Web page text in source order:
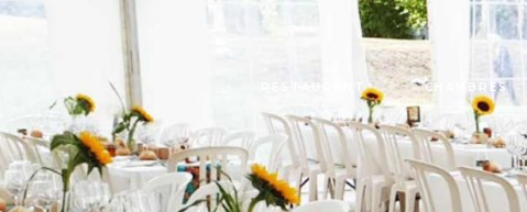
RESTAURANT CHAMBRES